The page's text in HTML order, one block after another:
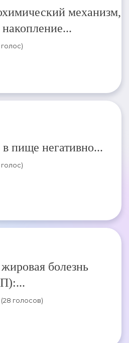
механизм,
голос)
пище негативно...
голос)
болезнь
(28 голосов)